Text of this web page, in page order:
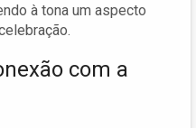
à tona um aspecto
com a